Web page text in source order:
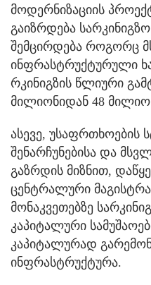
მოდერნიზაციის
გაიზრდება
შემცირდება როგორც
ინფრასტრუქტურული
რკინიგზის წლიური
მილიონიდან 48
ასევე, უსაფრთხოების
შენარჩუნებისა და
გაზრდის მიზნით,
ცენტრალური
მონაკვეთებზე
კაპიტალური
კაპიტალურად
ინფრასტრუქტურა.